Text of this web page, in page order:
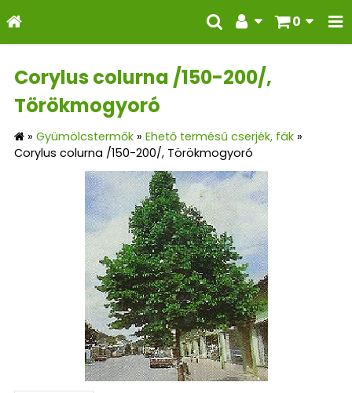
0
Corylus colurna /150-200/,
Törökmogyoró
» Gyümölcstermők » Ehető termésű cserjék, fák »
Corylus colurna /150-200/, Törökmogyoró